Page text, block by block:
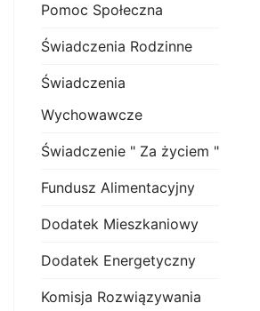
Pomoc Społeczna
Świadczenia Rodzinne
Świadczenia
Wychowawcze
Świadczenie " Za życiem "
Fundusz Alimentacyjny
Dodatek Mieszkaniowy
Dodatek Energetyczny
Komisja Rozwiązywania